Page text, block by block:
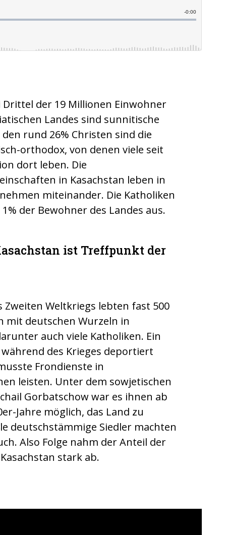
Drittel der 19 Millionen Einwohner
Landes sind sunnitische
rund 26% Christen sind die
orthodox, von denen viele seit
dort leben. Die
in Kasachstan leben in
miteinander. Die Katholiken
der Bewohner des Landes aus.
ist Treffpunkt der
Zweiten Weltkriegs lebten fast 500
mit deutschen Wurzeln in
auch viele Katholiken. Ein
des Krieges deportiert
Frondienste in
leisten. Unter dem sowjetischen
Gorbatschow war es ihnen ab
Jahre möglich, das Land zu
deutschstämmige Siedler machten
Also Folge nahm der Anteil der
stark ab.